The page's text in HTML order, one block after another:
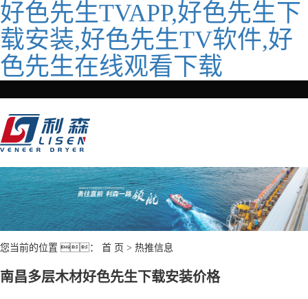
好色先生TVAPP,好色先生下
载安装,好色先生TV软件,好
色先生在线观看下载
您当前的位置 ： 首 页 > 热推信息
南昌多层木材好色先生下载安装价格